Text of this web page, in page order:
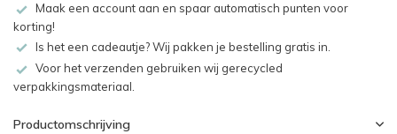
Maak een account aan en spaar automatisch punten voor
korting!
Is het een cadeautje? Wij pakken je bestelling gratis in.
Voor het verzenden gebruiken wij gerecycled
verpakkingsmateriaal.
Productomschrijving